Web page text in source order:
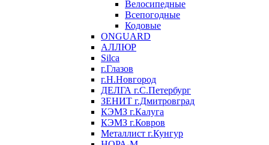
Велосипедные
Всепогодные
Кодовые
ONGUARD
АЛЛЮР
Silca
г.Глазов
г.Н.Новгород
ДЕЛГА г.С.Петербург
ЗЕНИТ г.Дмитровград
КЭМЗ г.Калуга
КЭМЗ г.Ковров
Металлист г.Кунгур